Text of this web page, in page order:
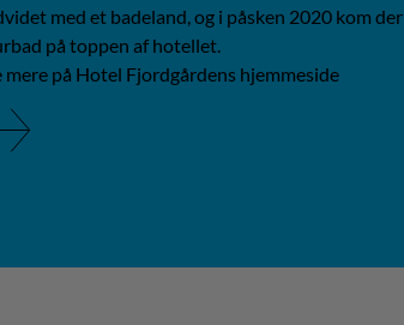
med et badeland, og i påsken 2020 kom der
på toppen af hotellet.
mere på Hotel Fjordgårdens hjemmeside